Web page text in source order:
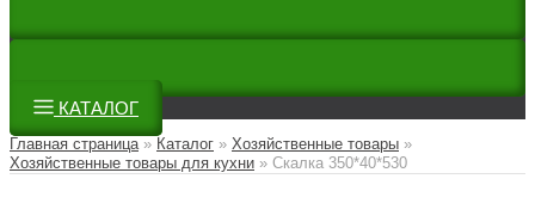
КАТАЛОГ
Главная страница» Каталог » Хозяйственные товары »
Хозяйственные товары для кухни » Скалка 350*40*530